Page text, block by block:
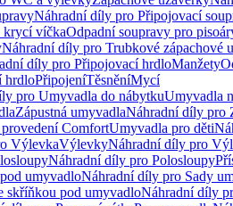
Náhradní díly pro Připojovací
krycí víčkaOdpadní soupravy pro
Náhradní díly pro Trubkové zápachové
díly pro Připojovací hrdloManžety
hrdloPřipojeníTěsněníMycí
pro Umyvadla do nábytkuUmyvadla
Zápustná umyvadlaNáhradní díly pro
ComfortUmyvadla pro děti
VýlevkaVýlevkyNáhradní díly pro
Náhradní díly pro Polosloupy
umyvadloNáhradní díly pro Sady
skříňkou pod umyvadloNáhradní díly